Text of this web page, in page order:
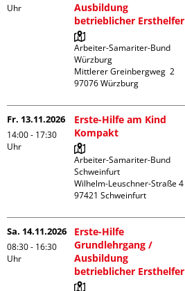
Uhr
Ausbildung
betrieblicher Ersthelfer
Arbeiter-Samariter-Bund
Würzburg
Mittlerer Greinbergweg  2
Fr. 13.11.2026
14:00 - 17:30
Uhr
Erste-Hilfe am Kind
Kompakt
Arbeiter-Samariter-Bund
Schweinfurt
Wilhelm-Leuschner-Straße 4
Sa. 14.11.2026
08:30 - 16:30
Uhr
Erste-Hilfe
Grundlehrgang /
Ausbildung
betrieblicher Ersthelfer